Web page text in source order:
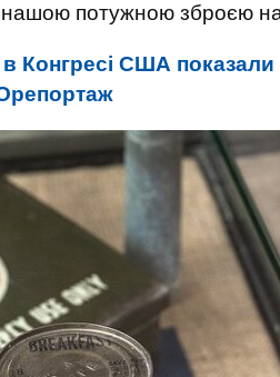
нашою потужною зброєю
Конгресі США показали